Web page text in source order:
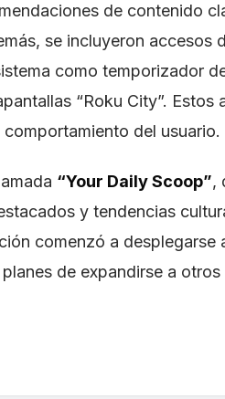
de contenido
se incluyeron accesos
como temporizador
“Roku City”. Estos
del usuario.
“Your Daily Scoop”,
y tendencias
comenzó a desplegarse
de expandirse a otros